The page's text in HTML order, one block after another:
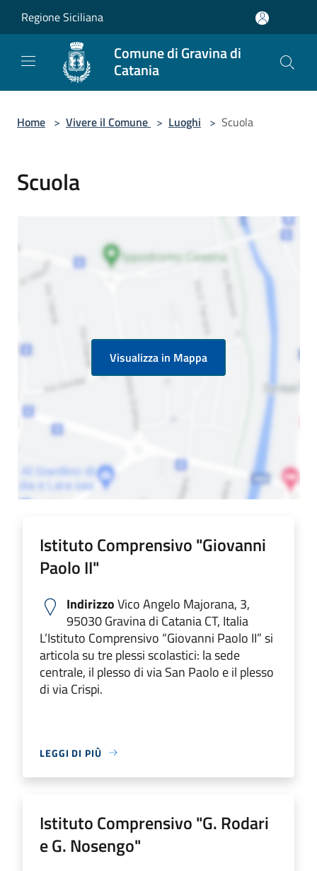
Regione Siciliana
Comune di Gravina di
Catania
Home > Vivere il Comune > Luoghi > Scuola
Scuola
Visualizza in Mappa
Istituto Comprensivo "Giovanni
Paolo II"
IndirizzoVico Angelo Majorana, 3,
95030 Gravina di Catania CT, Italia
L’Istituto Comprensivo “Giovanni Paolo II” si
articola su tre plessi scolastici: la sede
centrale, il plesso di via San Paolo e il plesso
di via Crispi.
LEGGI DI PIÙ
Istituto Comprensivo "G. Rodari
e G. Nosengo"